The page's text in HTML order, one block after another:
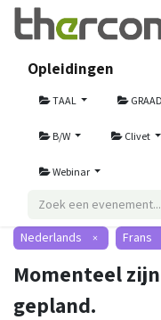
Opleidingen
TAAL GRAAD
B/W Clivet
Webinar
Nederlands × Frans
Momenteel
gepland.